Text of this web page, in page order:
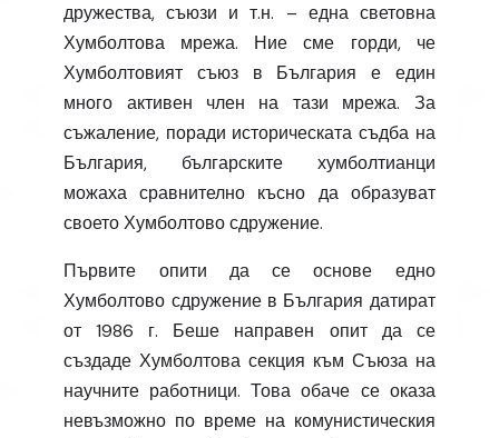
дружества, съюзи и т.н. – една световна
Хумболтова мрежа. Ние сме горди, че
Хумболтовият съюз в България е един
много активен член на тази мрежа. За
съжаление, поради историческата съдба на
България, българските хумболтианци
можаха сравнително късно да образуват
своето Хумболтово сдружение.
Първите опити да се основе едно
Хумболтово сдружение в България датират
от 1986 г. Беше направен опит да се
създаде Хумболтова секция към Съюза на
научните работници. Това обаче се оказа
невъзможно по време на комунистическия